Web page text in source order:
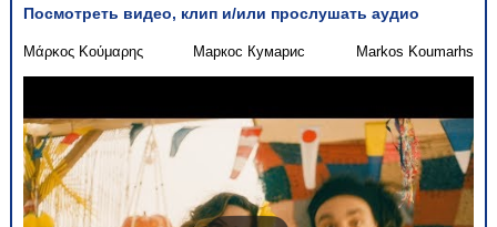
Посмотреть видео, клип и/или прослушать аудио
Μάρκος Κούμαρης Маркос Кумарис Markos Koumarhs